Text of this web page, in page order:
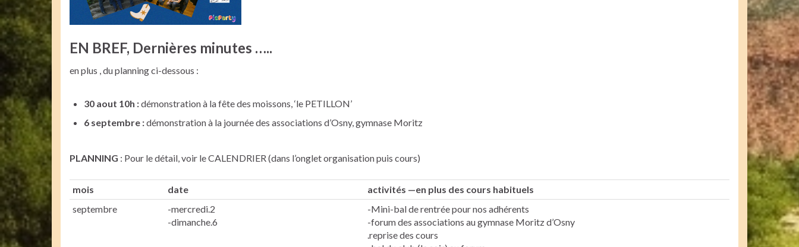
EN BREF, Dernières minutes …..
en plus , du planning ci-dessous :
30 aout 10h :démonstration à la fête des moissons, ‘le PETILLON’
6 septembre :démonstration à la journée des associations d’Osny, gymnase Moritz
PLANNING : Pour le détail, voir le CALENDRIER (dans l’onglet organisation puis cours)
mois date
activités —en plus des cours habituels
septembre
-mercredi.2
-dimanche.6
-Mini-bal de rentrée pour nos adhérents
-forum des associations au gymnase Moritz d’Osny
.reprise des cours